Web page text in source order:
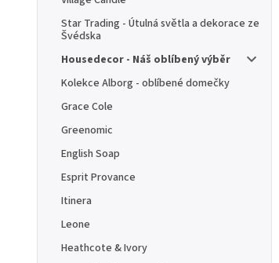
Star Trading - Útulná světla a dekorace ze
Švédska
Housedecor - Náš oblíbený výběr
Kolekce Alborg - oblíbené domečky
Grace Cole
Greenomic
English Soap
Esprit Provance
Itinera
Leone
Heathcote & Ivory